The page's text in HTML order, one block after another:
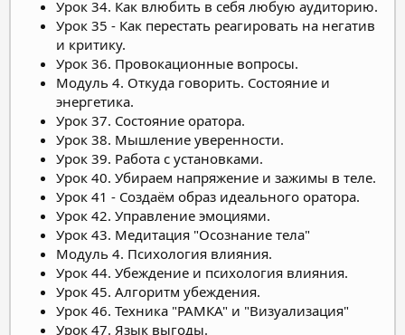
Урок 34. Как влюбить в себя любую аудиторию.
Урок 35 - Как перестать реагировать на негатив
и критику.
Урок 36. Провокационные вопросы.
Модуль 4. Откуда говорить. Состояние и
энергетика.
Урок 37. Состояние оратора.
Урок 38. Мышление уверенности.
Урок 39. Работа с установками.
Урок 40. Убираем напряжение и зажимы в теле.
Урок 41 - Создаём образ идеального оратора.
Урок 42. Управление эмоциями.
Урок 43. Медитация "Осознание тела"
Модуль 4. Психология влияния.
Урок 44. Убеждение и психология влияния.
Урок 45. Алгоритм убеждения.
Урок 46. Техника "РАМКА" и "Визуализация"
Урок 47. Язык выгоды.